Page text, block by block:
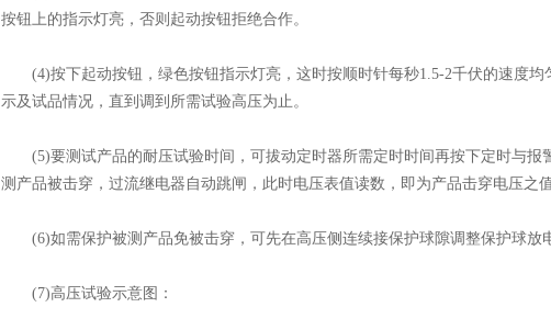
按钮上的指示灯亮，否则起动按钮拒绝合作。
(4)按下起动按钮，绿色按钮指示灯亮，这时按顺时针每秒1.5-2千伏的速度均
示及试品情况，直到调到所需试验高压为止。
(5)要测试产品的耐压试验时间，可拔动定时器所需定时时间再按下定时与报
测产品被击穿，过流继电器自动跳闸，此时电压表值读数，即为产品击穿电压之
(6)如需保护被测产品免被击穿，可先在高压侧连续接保护球隙调整保护球放
(7)高压试验示意图：